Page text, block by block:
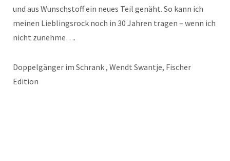
und aus Wunschstoff ein neues Teil genäht. So kann ich
meinen Lieblingsrock noch in 30 Jahren tragen – wenn ich
nicht zunehme….
Doppelgänger im Schrank , Wendt Swantje, Fischer
Edition